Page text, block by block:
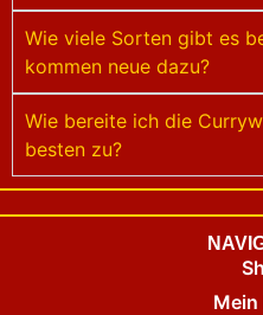
Wie viele Sorten gibt es
kommen neue dazu?
Wie bereite ich die
besten zu?
Mein